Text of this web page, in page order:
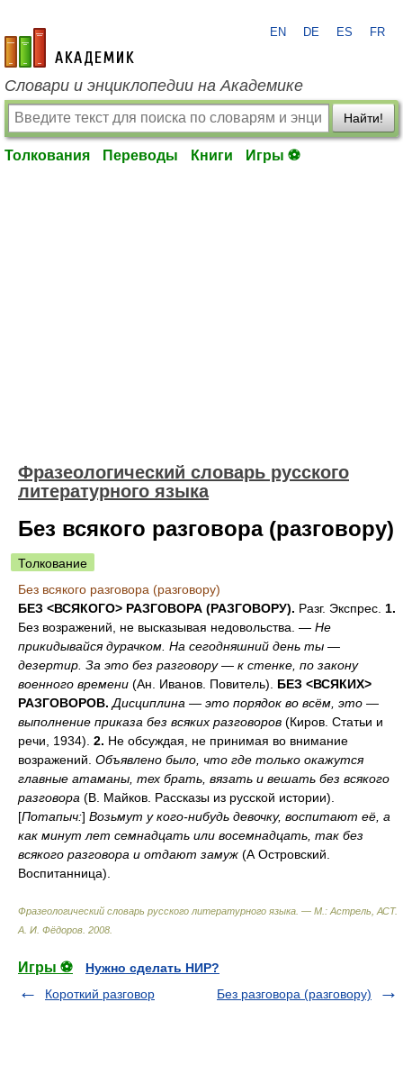
academic.ru
EN DE ES FR
Словари и энциклопедии на Академике
Найти!
Толкования Переводы Книги Игры ⚽
Фразеологический словарь русского
литературного языка
Без всякого разговора (разговору)
Толкование
Без всякого разговора (разговору)
БЕЗ <ВСЯКОГО> РАЗГОВОРА (РАЗГОВОРУ). Разг. Экспрес. 1.
Без возражений, не высказывая недовольства. — Не
прикидывайся дурачком. На сегодняшний день ты —
дезертир. За это без разговору — к стенке, по закону
военного времени (Ан. Иванов. Повитель). БЕЗ <ВСЯКИХ>
РАЗГОВОРОВ. Дисциплина — это порядок во всём, это —
выполнение приказа без всяких разговоров (Киров. Статьи и
речи, 1934). 2. Не обсуждая, не принимая во внимание
возражений. Объявлено было, что где только окажутся
главные атаманы, тех брать, вязать и вешать без всякого
разговора (В. Майков. Рассказы из русской истории).
[Потапыч:] Возьмут у кого-нибудь девочку, воспитают её, а
как минут лет семнадцать или восемнадцать, так без
всякого разговора и отдают замуж (А Островский.
Воспитанница).
Фразеологический словарь русского литературного языка. — М.: Астрель, АСТ.
А. И. Фёдоров 2008
Игры ⚽
Нужно сделать НИР?
Короткий разговор
Без разговора (разговору)